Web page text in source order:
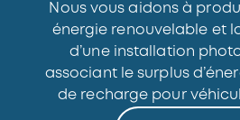
Nous vous aidons à
énergie renouvelable et
d’une installation
associant le surplus
de recharge pour